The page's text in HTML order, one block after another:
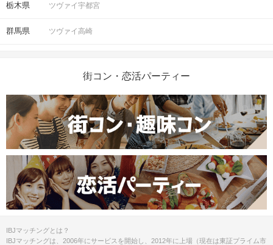
栃木県 ツヴァイ宇都宮
群馬県 ツヴァイ高崎
街コン・恋活パーティー
IBJマッチングとは？
IBJマッチングは、2006年にサービスを開始し、2012年に上場（現在は東証プライム市